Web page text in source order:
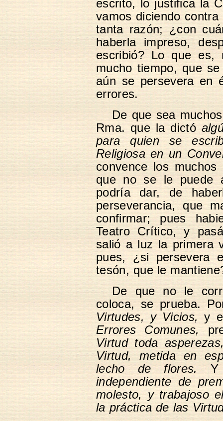
escrito, lo justifica la
vamos diciendo
tanta razón; ¿con
haberla impreso,
escribió? Lo que es,
mucho tiempo, que
aún se persevera en
errores.
De que sea
Rma. que la dictó
para quien se
Religiosa en un
convence los
que no se le puede
podría dar, de
perseverancia, que
confirmar; pues
Teatro Crítico, y
salió a luz la primera
pues, ¿si persevera
tesón, que le
De que no le
coloca, se prueba.
Virtudes, y Vicios, y
Errores Comunes,
Virtud toda
Virtud, metida en
lecho de flores.
Y
independiente de
molesto, y trabajoso
la práctica de las